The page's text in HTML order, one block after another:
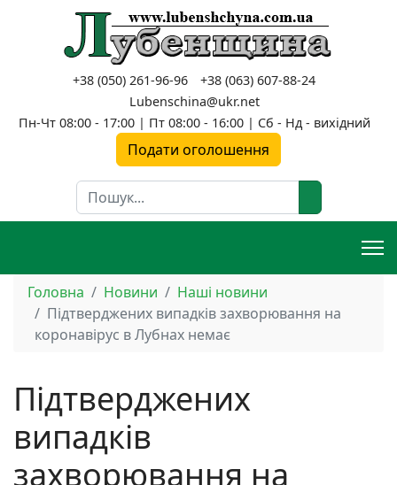
+38 (050) 261-96-96
+38 (063) 607-88-24
Lubenschina@ukr.net
Пн-Чт 08:00 - 17:00 | Пт 08:00 - 16:00 | Сб - Нд - вихідний
Подати оголошення
Пошук
Головна Новини
Наші новини
Підтверджених випадків захворювання на
коронавірус в Лубнах немає
Підтверджених
випадків
захворювання на